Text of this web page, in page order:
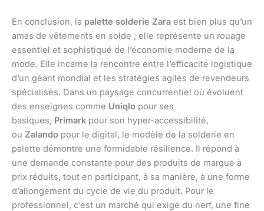
En conclusion, la palette solderie Zara est bien plus qu’un
amas de vêtements en solde ; elle représente un rouage
essentiel et sophistiqué de l’économie moderne de la
mode. Elle incarne la rencontre entre l’efficacité logistique
d’un géant mondial et les stratégies agiles de revendeurs
spécialisés. Dans un paysage concurrentiel où évoluent
des enseignes comme Uniqlo pour ses
basiques, Primark pour son hyper-accessibilité,
ou Zalando pour le digital, le modèle de la solderie en
palette démontre une formidable résilience. Il répond à
une demande constante pour des produits de marque à
prix réduits, tout en participant, à sa manière, à une forme
d’allongement du cycle de vie du produit. Pour le
professionnel, c’est un marché qui exige du nerf, une fine